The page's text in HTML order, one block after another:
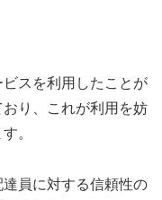
スを利用したことが
り、これが利用を妨
。
員に対する信頼性の